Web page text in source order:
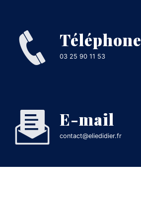
Téléphone
03 25 90 11 53
E-mail
contact@eliedidier.fr